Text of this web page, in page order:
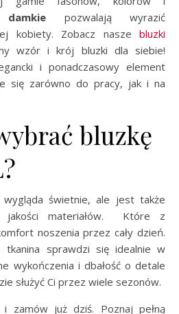
pozwalają wyrazić
kobiety. Zobacz nasze bluzki
wzór i krój bluzki dla siebie!
i ponadczasowy element
się zarówno do pracy, jak i na
bluzkę
świetnie, ale jest także
jakości materiałów. Które z
noszenia przez cały dzień.
tkanina sprawdzi się idealnie w
wykończenia i dbałość o detale
służyć Ci przez wiele sezonów.
zamów już dziś. Poznaj pełną